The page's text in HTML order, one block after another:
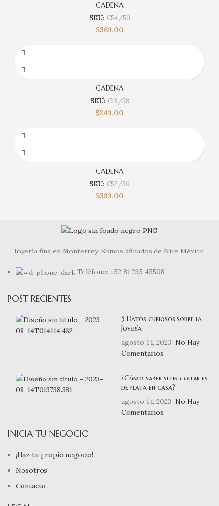
CADENA
SKU: C54/50
$369.00
CADENA
SKU: C18/38
$249.00
CADENA
SKU: C52/50
$389.00
Joyería fina en Monterrey. Somos afiliados de Nice México.
Teléfono: +52 81 235 45508
POST RECIENTES
5 Datos curiosos sobre la
Joyería
agosto 14, 2023
No Hay
Comentarios
¿Cómo saber si un collar es
de plata en casa?
agosto 14, 2023
No Hay
Comentarios
INICIA TU NEGOCIO
¡Haz tu propio negocio!
Nosotros
Contacto